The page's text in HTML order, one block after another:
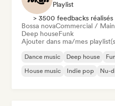
Playlist
> 3500 feedbacks réalisés
Bossa novaCommercial /
Deep houseFunk
Ajouter dans ma/mes
Dance music Deep house
House music
Indie pop Nu-